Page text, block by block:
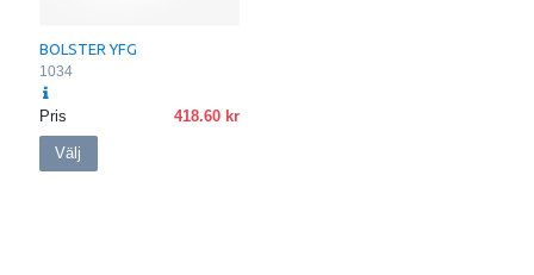
BOLSTER YFG
1034
Pris 418.60
Välj